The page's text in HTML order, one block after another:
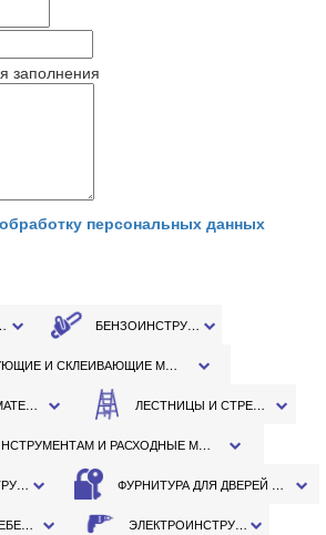
заполнения
обработку персональных данных
БЕНЗОИНСТРУМЕНТ
ГЕРМЕТИЗИРУЮЩИЕ И СКЛЕИВАЮЩИЕ МАТЕРИАЛЫ
КРЕПЕЖНЫЕ МАТЕРИАЛЫ ЛЕСТНИЦЫ И СТРЕМЯНКИ
ОСНАСТКА К ИНСТРУМЕНТАМ И РАСХОДНЫЕ МАТЕРИАЛЫ
РУЧНОЙ ИНСТРУМЕНТ ФУРНИТУРА ДЛЯ ДВЕРЕЙ И ОКОН
ФУРНИТУРА МЕБЕЛЬНАЯ ЭЛЕКТРОИНСТРУМЕНТ